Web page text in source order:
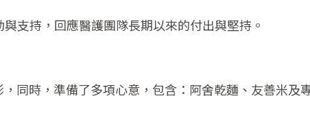
支持，回應醫護團隊長期以來的付出與堅持。
同時，準備了多項心意，包含：阿舍乾麵、友善米及